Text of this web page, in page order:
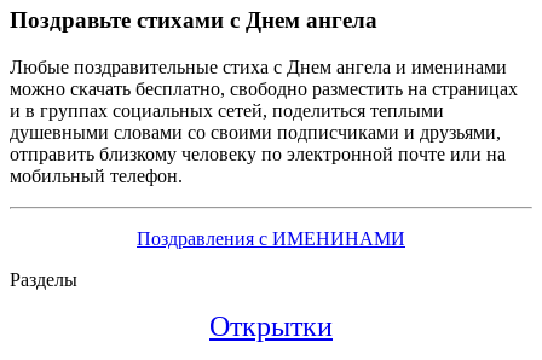
Поздравьте стихами с Днем ангела
Любые поздравительные стиха с Днем ангела и именинами
можно скачать бесплатно, свободно разместить на страницах
и в группах социальных сетей, поделиться теплыми
душевными словами со своими подписчиками и друзьями,
отправить близкому человеку по электронной почте или на
мобильный телефон.
Поздравления с ИМЕНИНАМИ
Разделы
Открытки